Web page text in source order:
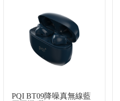
PQI BT09降噪真無線藍